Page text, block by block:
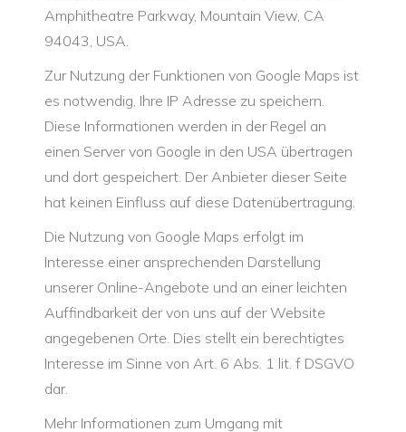
Amphitheatre Parkway, Mountain View, CA
94043, USA.
Zur Nutzung der Funktionen von Google Maps ist
es notwendig, Ihre IP Adresse zu speichern.
Diese Informationen werden in der Regel an
einen Server von Google in den USA übertragen
und dort gespeichert. Der Anbieter dieser Seite
hat keinen Einfluss auf diese Datenübertragung.
Die Nutzung von Google Maps erfolgt im
Interesse einer ansprechenden Darstellung
unserer Online-Angebote und an einer leichten
Auffindbarkeit der von uns auf der Website
angegebenen Orte. Dies stellt ein berechtigtes
Interesse im Sinne von Art. 6 Abs. 1 lit. f DSGVO
dar.
Mehr Informationen zum Umgang mit